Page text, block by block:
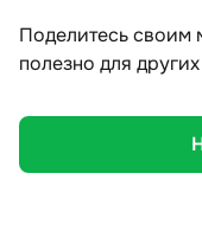
Поделитесь своим
полезно для